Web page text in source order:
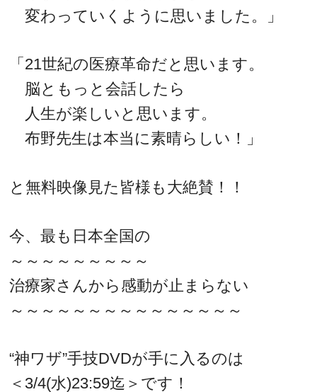
変わっていくように思いました。」
「21世紀の医療革命だと思います。
脳ともっと会話したら
人生が楽しいと思います。
布野先生は本当に素晴らしい！」
と無料映像見た皆様も大絶賛！！
今、最も日本全国の
～～～～～～～～～
治療家さんから感動が止まらない
～～～～～～～～～～～～～～～
“神ワザ”手技DVDが手に入るのは
＜3/4(水)23:59迄＞です！